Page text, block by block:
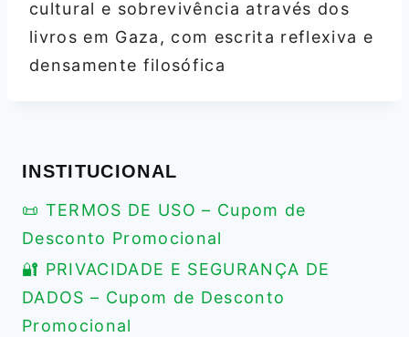
cultural e sobrevivência através dos
livros em Gaza, com escrita reflexiva e
densamente filosófica
INSTITUCIONAL
📜 TERMOS DE USO – Cupom de
Desconto Promocional
🔐 PRIVACIDADE E SEGURANÇA DE
DADOS – Cupom de Desconto
Promocional